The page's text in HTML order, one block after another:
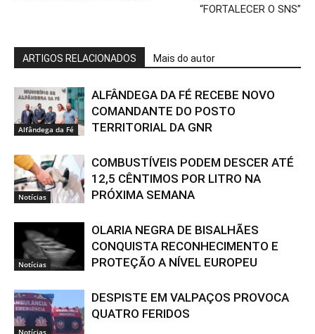
“FORTALECER O SNS”
ARTIGOS RELACIONADOS Mais do autor
Alfândega da Fé
ALFÂNDEGA DA FÉ RECEBE NOVO
COMANDANTE DO POSTO
TERRITORIAL DA GNR
Notícias
COMBUSTÍVEIS PODEM DESCER ATÉ
12,5 CÊNTIMOS POR LITRO NA
PRÓXIMA SEMANA
Notícias
OLARIA NEGRA DE BISALHÃES
CONQUISTA RECONHECIMENTO E
PROTEÇÃO A NÍVEL EUROPEU
Notícias
DESPISTE EM VALPAÇOS PROVOCA
QUATRO FERIDOS